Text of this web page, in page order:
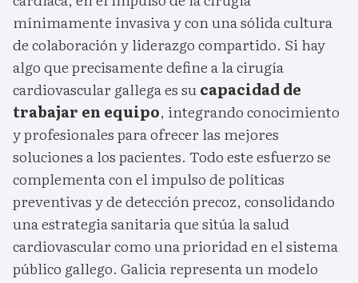
mínimamente invasiva y con una sólida cultura
de colaboración y liderazgo compartido. Si hay
algo que precisamente define a la cirugía
cardiovascular gallega es sucapacidad de
trabajar en equipo, integrando conocimiento
y profesionales para ofrecer las mejores
soluciones a los pacientes. Todo este esfuerzo se
complementa con el impulso de políticas
preventivas y de detección precoz, consolidando
una estrategia sanitaria que sitúa la salud
cardiovascular como una prioridad en el sistema
público gallego. Galicia representa un modelo